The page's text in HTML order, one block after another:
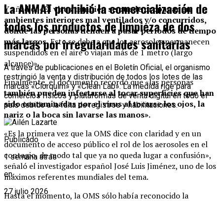
Y añadió: «El virus también se puede propagar en
ambientes interiores mal ventilados y/o concurridos,
donde las personas tienden a pasar períodos de tiempo
más largos.Esto se debe a que los aerosoles permanecen
suspendidos en el aire o viajan más de 1 metro (largo
alcance)».
Finalmente, el documento recordó que «las personas
también pueden infectarse al tocar superficies que han
sido contaminadas por el virus al tocarse los ojos, la
nariz o la boca sin lavarse las manos».
«Es la primera vez que la OMS dice con claridad y en un
documento de acceso público el rol de los aerosoles en el
contagio, de modo tal que ya no queda lugar a confusión»,
señaló el investigador español José Luis Jiménez, uno de los
máximos referentes mundiales del tema.
Hasta el momento, la OMS sólo había reconocido la
La ANMAT prohibió la comercialización de
todos los productos de limpieza de dos
marcas por irregularidades sanitarias
A través de publicaciones en el Boletín Oficial, el organismo
restringió la venta y distribución de todos los lotes de las
marcas «Clorquim» y «Clean Lab». La medida rige para
comercios físicos y plataformas de venta digital en todo el
país debido a la falta de registros y habilitaciones.
Publicado
1 semana atrás
en
27 julio 2026